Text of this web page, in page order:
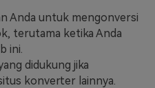
Anda untuk mengonversi
terutama ketika Anda
ini.
didukung jika
konverter lainnya.